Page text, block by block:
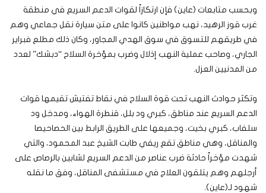
وبحسب متابعات (عاين) فإن ارتكازاً لقوات الدعم السريع في منطقة
غرب قوز الرهيد، نهب مواطنين كانوا على متن سيارة نقل جماعي وهم
في طريقهم للتسوق في سوق الهدي المجاور، وكان ذلك مطلع فبراير
الجاري، وصاحب عملية النهب إذلال وضرب بمؤخرة السلاح “دبشك” لعدد
من المدنيين العزل.
وتكثر حوادث النهب تحت قوة السلاح في نقاط تفتيش تقيمها قوات
الدعم السريع عند مناطق، كبري ود بلل، قنطرة الهواء، ومدخل ود
سلفاب، كبري بخيت، وجميعها على الطريق الرابط بين الحصاحيصا
والمناقل، وهي مناطق تقع ريفي طابت الشيخ عبد المحمود، والتي
شهدت مؤخراً حادثة ضرب عناصر من الدعم السريع لشابين بالرصاص على
أرجلهم وهم يتلقون العلاج في مستشفى المناقل، وفق ما نقله
شهود لـ(عاين).